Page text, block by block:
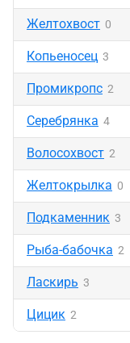
Желтохвост 0
Копьеносец 3
Промикропс 2
Серебрянка 4
Волосохвост 2
Желтокрылка 0
Подкаменник 3
Рыба-бабочка 2
Ласкирь 3
Цицик 2